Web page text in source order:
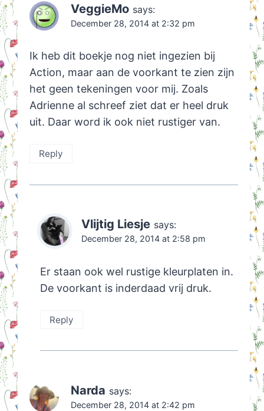
VeggieMo says:
December 28, 2014 at 2:32 pm
Ik heb dit boekje nog niet ingezien bij
Action, maar aan de voorkant te zien zijn
het geen tekeningen voor mij. Zoals
Adrienne al schreef ziet dat er heel druk
uit. Daar word ik ook niet rustiger van.
Reply
Vlijtig Liesje says:
December 28, 2014 at 2:58 pm
Er staan ook wel rustige kleurplaten in.
De voorkant is inderdaad vrij druk.
Reply
Narda says:
December 28, 2014 at 2:42 pm